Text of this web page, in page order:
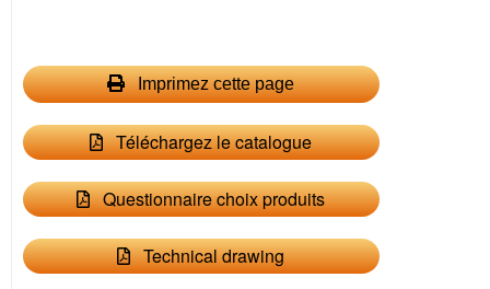
Imprimez cette page
Téléchargez le catalogue
Questionnaire choix produits
Technical drawing